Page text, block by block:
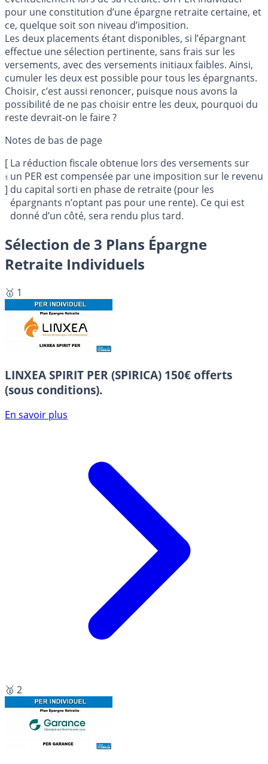
pour une constitution d’une épargne retraite certaine, et
ce, quelque soit son niveau d’imposition.
Les deux placements étant disponibles, si l’épargnant
effectue une sélection pertinente, sans frais sur les
versements, avec des versements initiaux faibles. Ainsi,
cumuler les deux est possible pour tous les épargnants.
Choisir, c’est aussi renoncer, puisque nous avons la
possibilité de ne pas choisir entre les deux, pourquoi du
reste devrait-on le faire ?
[
1
]
La réduction fiscale obtenue lors des versements sur
un PER est compensée par une imposition sur le revenu
du capital sorti en phase de retraite (pour les
épargnants n’optant pas pour une rente). Ce qui est
donné d’un côté, sera rendu plus tard.
Sélection de 3 Plans Épargne
Retraite Individuels
🥇 1
LINXEA SPIRIT PER (SPIRICA) 150€ offerts
(sous conditions).
En savoir plus
🥈 2